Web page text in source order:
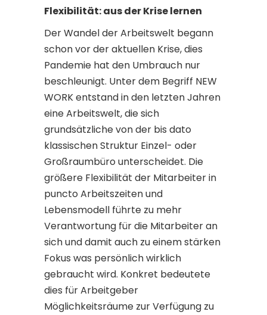
Flexibilität: aus der Krise lernen
Der Wandel der Arbeitswelt begann
schon vor der aktuellen Krise, dies
Pandemie hat den Umbrauch nur
beschleunigt. Unter dem Begriff NEW
WORK entstand in den letzten Jahren
eine Arbeitswelt, die sich
grundsätzliche von der bis dato
klassischen Struktur Einzel- oder
Großraumbüro unterscheidet. Die
größere Flexibilität der Mitarbeiter in
puncto Arbeitszeiten und
Lebensmodell führte zu mehr
Verantwortung für die Mitarbeiter an
sich und damit auch zu einem stärken
Fokus was persönlich wirklich
gebraucht wird. Konkret bedeutete
dies für Arbeitgeber
Möglichkeitsräume zur Verfügung zu